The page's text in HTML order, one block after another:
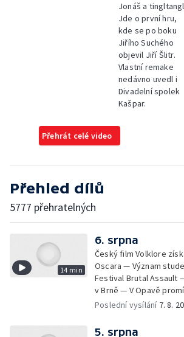
Jonáš a
Jde o první hru,
kde se po boku
Jiřího Suchého
objevil Jiří Šlitr.
Vlastní remake
nedávno uvedl i
Divadelní spolek
Kašpar.
Přehrát celé video
Přehled dílů
5777 přehratelných
14 min
6. srpna
Český film Volklore
Oscara — Význam
Festival Brutal Assault
v Brně — V Opavě
filmového pásu
Poslední vysílání 7. 8.
5. srpna